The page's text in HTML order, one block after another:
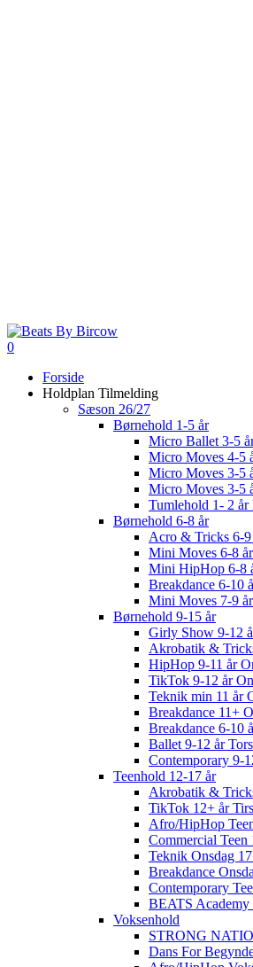
0
Forside
Holdplan Tilmelding
Sæson 26/27
Børnehold 1-5 år
Micro Ballet 3-5
Micro Moves 4-5
Micro Moves 3-5
Micro Moves 3-5
Tumlehold 1- 2
Børnehold 6-8 år
Acro & Tricks 6-
Mini Moves 6-8
Mini HipHop 6-8
Breakdance 6-10
Mini Moves 7-9
Børnehold 9-15 år
Girly Show 9-12
Akrobatik &
HipHop 9-11 år
TikTok 9-12 år
Teknik min 11 år
Breakdance 11+
Breakdance 6-10
Ballet 9-12 år
Contemporary 9-
Teenhold 12-17 år
Akrobatik &
TikTok 12+ år
Afro/HipHop
Commercial Teen
Teknik Onsdag
Breakdance
Contemporary
BEATS
Voksenhold
STRONG
Dans For